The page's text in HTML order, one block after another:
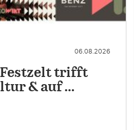
06.08.2026
trifft
& auf …